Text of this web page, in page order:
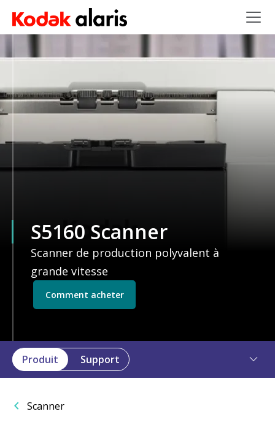
Skip to main content
S5160 Scanner
Scanner de production polyvalent à
grande vitesse
Comment acheter
Produit Support
Scanner